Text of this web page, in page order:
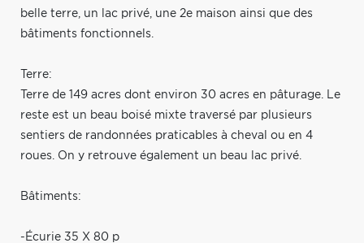
belle terre, un lac privé, une 2e maison ainsi que des
bâtiments fonctionnels.
Terre:
Terre de 149 acres dont environ 30 acres en pâturage. Le
reste est un beau boisé mixte traversé par plusieurs
sentiers de randonnées praticables à cheval ou en 4
roues. On y retrouve également un beau lac privé.
Bâtiments:
-Écurie 35 X 80 p